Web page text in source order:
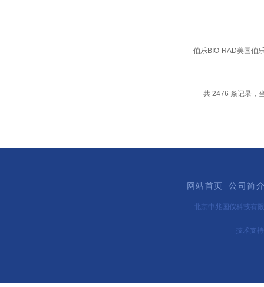
伯乐BIO-RAD美国伯
共 2476 条记录，
网站首页 公司简
北京中兆国仪科技有
技术支